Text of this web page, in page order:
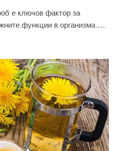
е ключов фактор за
функции в организма….